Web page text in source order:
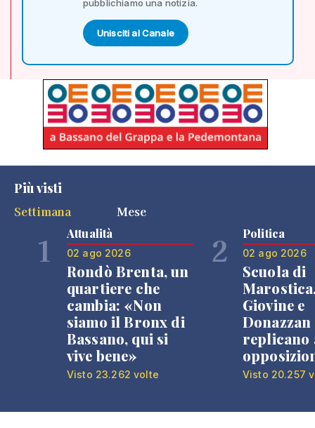
pubblichiamo una notizia.
Unisciti al Canale
Più visti
Settimana
Mese
1 Attualità
02 ago 2026
Rondò Brenta, un
quartiere che
cambia: «Non
siamo il Bronx di
Bassano, qui si
vive bene»
Visto 23.262 volte
2 Politica
02 ago 2026
Scuola di
Giovine e
Donazzan
replicano
Visto 20.257